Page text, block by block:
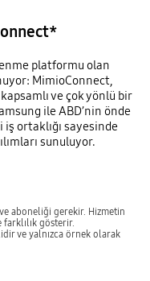
platformu olan
MimioConnect,
ve çok yönlü bir
ile ABD’nin önde
ortaklığı sayesinde
sunuluyor.
aboneliği gerekir. Hizmetin
gösterir.
ve yalnızca örnek olarak